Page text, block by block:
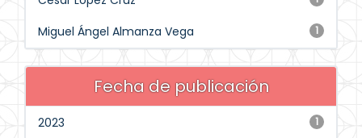
1
Miguel Ángel Almanza Vega
Fecha de publicación
1
2023